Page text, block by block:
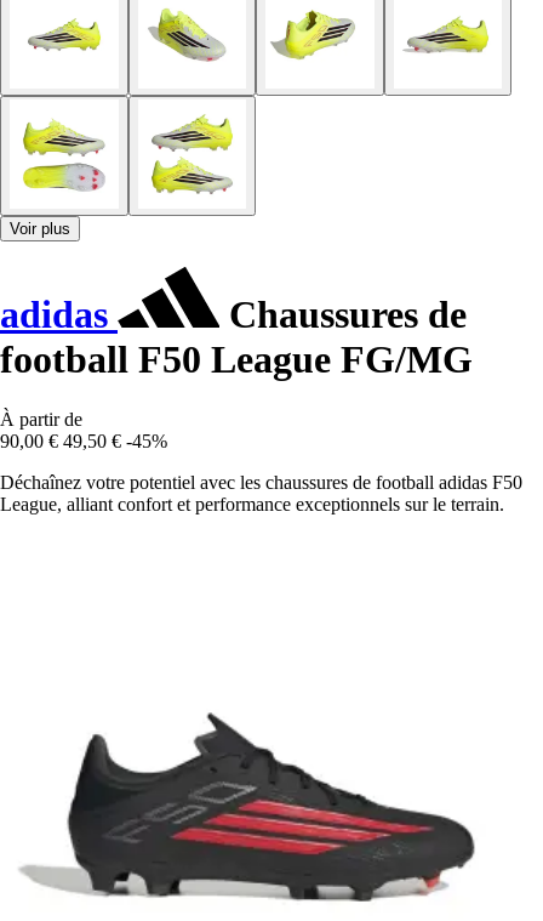
Voir plus
adidas
Chaussures de
football F50 League FG/MG
À partir de
90,00 € 49,50 € -45%
Déchaînez votre potentiel avec les chaussures de football adidas F50
League, alliant confort et performance exceptionnels sur le terrain.